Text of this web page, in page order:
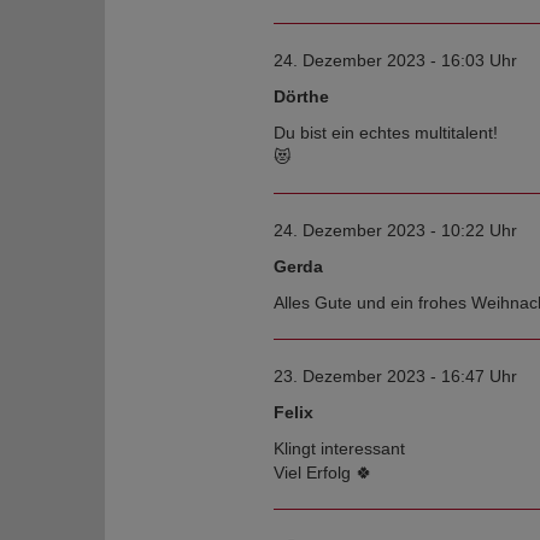
24. Dezember 2023 - 16:03 Uhr
Dörthe
Du bist ein echtes multitalent!
😻
24. Dezember 2023 - 10:22 Uhr
Gerda
Alles Gute und ein frohes
23. Dezember 2023 - 16:47 Uhr
Felix
Klingt interessant
Viel Erfolg 🍀